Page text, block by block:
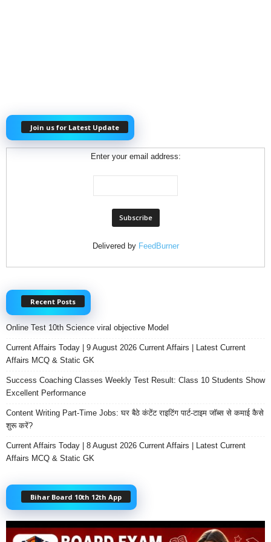
Join us for Latest Update
Enter your email address:
Delivered by FeedBurner
Recent Posts
Online Test 10th Science viral objective Model
Current Affairs Today | 9 August 2026 Current Affairs | Latest Current
Affairs MCQ & Static GK
Success Coaching Classes Weekly Test Result: Class 10 Students Show
Excellent Performance
Content Writing Part-Time Jobs: घर बैठे कंटेंट राइटिंग पार्ट-टाइम जॉब्स से कमाई कैसे
शुरू करें?
Current Affairs Today | 8 August 2026 Current Affairs | Latest Current
Affairs MCQ & Static GK
Bihar Board 10th 12th App